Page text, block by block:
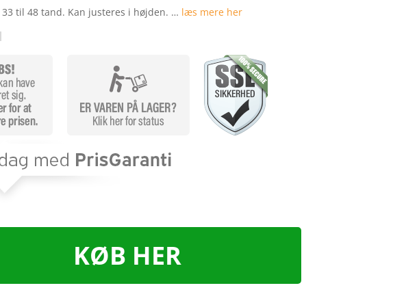
33 til 48 tand. Kan justeres i højden. … læs mere her
KØB HER